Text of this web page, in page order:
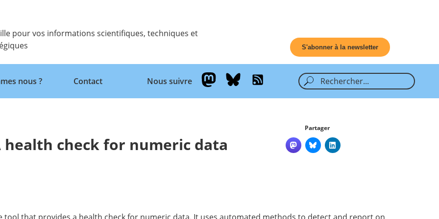
pour vos informations scientifiques, techniques et
S'abonner à la newsletter
Retour
nous ? Contact Nous suivre
check for numeric data
Partager